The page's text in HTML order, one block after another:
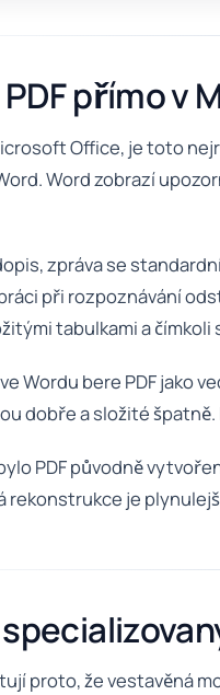
přímo v
Office, je toto
Word zobrazí
zpráva se
při rozpoznávání
tabulkami a
Wordu bere PDF jako
dobře a složité
PDF původně
je
proto, že vestavěná